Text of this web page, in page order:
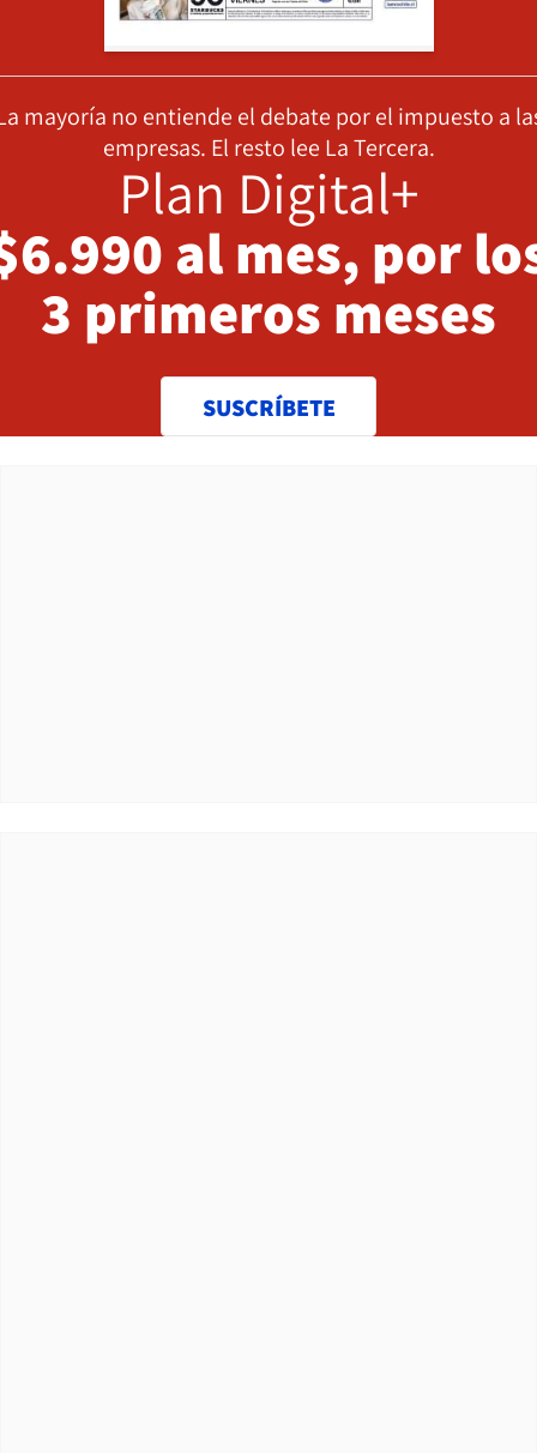
mayoría no entiende el debate por el impuesto a
empresas. El resto lee La Tercera.
Plan Digital+
al mes, por
3 primeros meses
SUSCRÍBETE